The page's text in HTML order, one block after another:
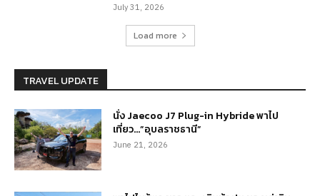
July 31, 2026
Load more
TRAVEL UPDATE
นั่ง Jaecoo J7 Plug-in Hybride พาไป
เที่ยว…”อุบลราชธานี”
June 21, 2026